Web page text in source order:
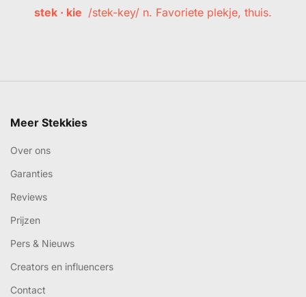
stek · kie /stek-key/ n. Favoriete plekje, thuis.
Meer Stekkies
Over ons
Garanties
Reviews
Prijzen
Pers & Nieuws
Creators en influencers
Contact